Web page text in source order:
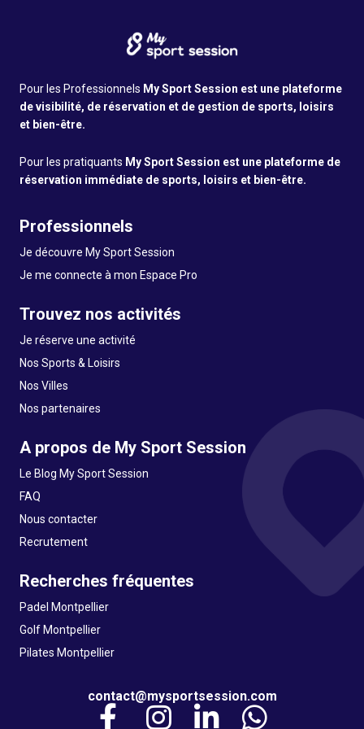
Pour les Professionnels My Sport Session est une plateforme
de visibilité, de réservation et de gestion de sports, loisirs
et bien-être.
Pour les pratiquants My Sport Session est une plateforme de
réservation immédiate de sports, loisirs et bien-être.
Professionnels
Je découvre My Sport Session
Je me connecte à mon Espace Pro
Trouvez nos activités
Je réserve une activité
Nos Sports & Loisirs
Nos Villes
Nos partenaires
A propos de My Sport Session
Le Blog My Sport Session
FAQ
Nous contacter
Recrutement
Recherches fréquentes
Padel Montpellier
Golf Montpellier
Pilates Montpellier
contact@mysportsession.com